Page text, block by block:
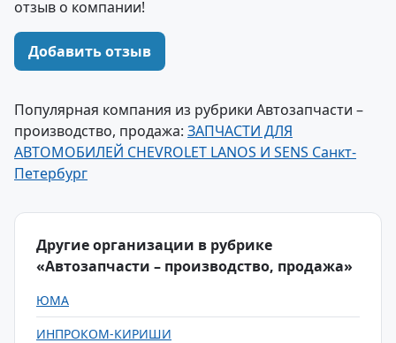
отзыв о компании!
Добавить отзыв
Популярная компания из рубрики Автозапчасти –
производство, продажа: ЗАПЧАСТИ ДЛЯ
АВТОМОБИЛЕЙ CHEVROLET LANOS И SENS Санкт-
Петербург
Другие организации в рубрике
«Автозапчасти – производство, продажа»
ЮМА
ИНПРОКОМ-КИРИШИ